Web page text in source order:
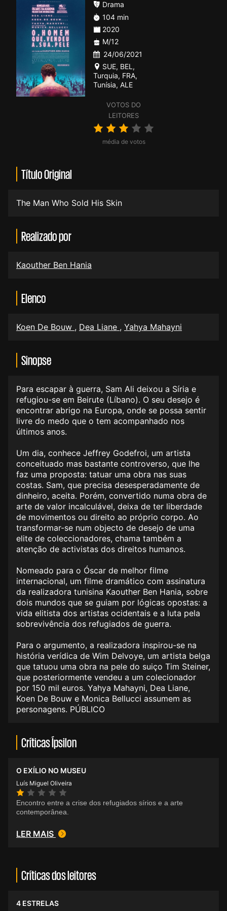
VOTOS DO
LEITORES
média de votos
Drama
104 min
2020
M/12
24/06/2021
SUE, BEL ,
Turquia, FRA,
Tunísia, ALE
Título Original
The Man Who Sold His Skin
Realizado por
Kaouther Ben Hania
Elenco
Koen De Bouw , Dea Liane , Yahya Mahayni
Sinopse
Para escapar à guerra, Sam Ali deixou a Síria e
refugiou-se em Beirute (Líbano). O seu desejo é
encontrar abrigo na Europa, onde se possa sentir
livre do medo que o tem acompanhado nos
últimos anos.
Um dia, conhece Jeffrey Godefroi, um artista
conceituado mas bastante controverso, que lhe
faz uma proposta: tatuar uma obra nas suas
costas. Sam, que precisa desesperadamente de
dinheiro, aceita. Porém, convertido numa obra de
arte de valor incalculável, deixa de ter liberdade
de movimentos ou direito ao próprio corpo. Ao
transformar-se num objecto de desejo de uma
elite de coleccionadores, chama também a
atenção de activistas dos direitos humanos.
Nomeado para o Óscar de melhor filme
internacional, um filme dramático com assinatura
da realizadora tunisina Kaouther Ben Hania, sobre
dois mundos que se guiam por lógicas opostas: a
vida elitista dos artistas ocidentais e a luta pela
sobrevivência dos refugiados de guerra.
Para o argumento, a realizadora inspirou-se na
história verídica de Wim Delvoye, um artista belga
que tatuou uma obra na pele do suiço Tim Steiner,
que posteriormente vendeu a um colecionador
por 150 mil euros. Yahya Mahayni, Dea Liane,
Koen De Bouw e Monica Bellucci assumem as
personagens. PÚBLICO
Críticas Ípsilon
O EXÍLIO NO MUSEU
Luís Miguel Oliveira
Encontro entre a crise dos refugiados sírios e a arte
contemporânea.
LER MAIS
Críticas dos leitores
4 ESTRELAS